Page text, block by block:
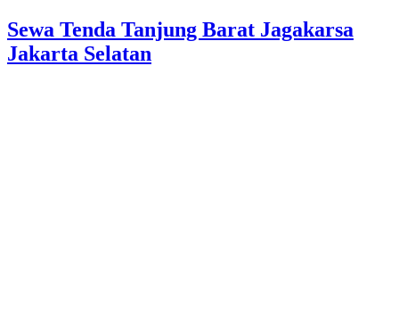
Sewa Tenda Tanjung Barat Jagakarsa
Jakarta Selatan